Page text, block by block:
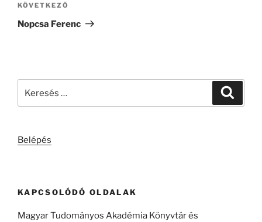
Következő
bejegyzés
KÖVETKEZŐ
Nopcsa Ferenc
Belépés
KAPCSOLÓDÓ OLDALAK
Magyar Tudományos Akadémia Könyvtár és